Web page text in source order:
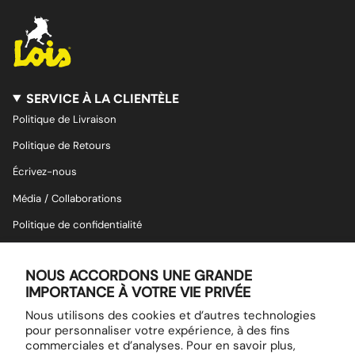
NOUS ACCORDONS UNE GRANDE
IMPORTANCE À VOTRE VIE PRIVÉE
Nous utilisons des cookies et d’autres technologies
pour personnaliser votre expérience, à des fins
commerciales et d’analyses. Pour en savoir plus,
SERVICE À LA CLIENTÈLE
Politique de Livraison
Politique de Retours
Écrivez-nous
Média / Collaborations
Politique de confidentialité
SUIVEZ-NOUS SUR LES RÉSEAUX
I
n
s
F
a
c